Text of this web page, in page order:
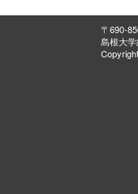
〒690-
島根大